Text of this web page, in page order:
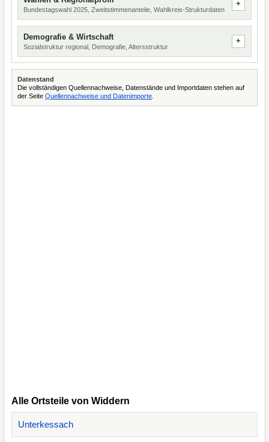
Bundestagswahl 2025, Zweitstimmenanteile, Wahlkreis-Strukturdaten
Demografie & Wirtschaft
Sozialstruktur regional, Demografie, Altersstruktur
Datenstand
Die vollständigen Quellennachweise, Datenstände und Importdaten stehen auf
der Seite Quellennachweise und Datenimporte
Alle Ortsteile von Widdern
Unterkessach